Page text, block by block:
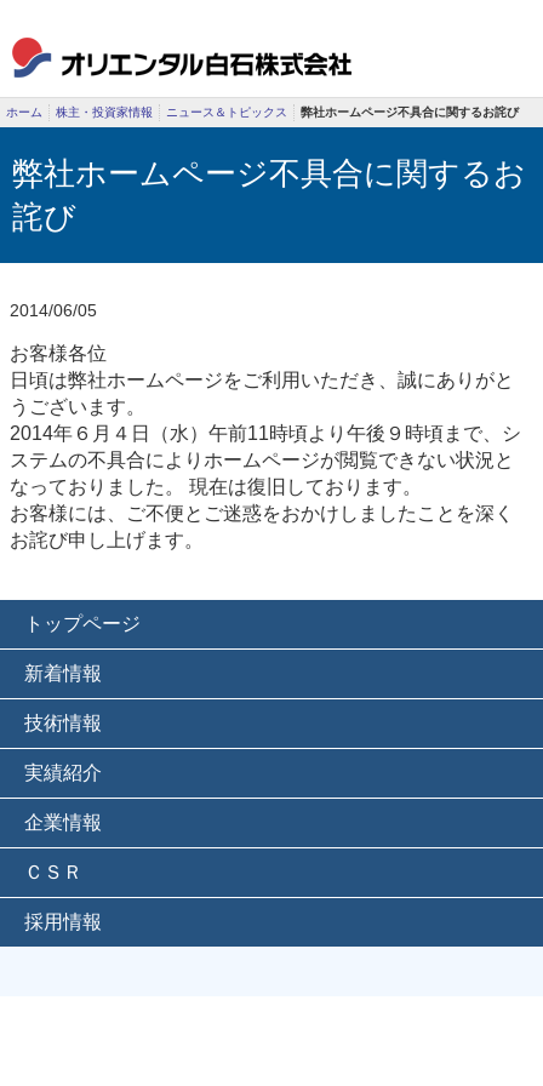
ホーム 株主・投資家情報 ニュース＆トピックス 弊社ホームページ不具合に関するお詫び
弊社ホームページ不具合に関するお
詫び
2014/06/05
お客様各位
日頃は弊社ホームページをご利用いただき、誠にありがと
うございます。
2014年６月４日（水）午前11時頃より午後９時頃まで、シ
ステムの不具合によりホームページが閲覧できない状況と
なっておりました。
現在は復旧しております。
お客様には、ご不便とご迷惑をおかけしましたことを深く
お詫び申し上げます。
トップページ
新着情報
技術情報
実績紹介
企業情報
ＣＳＲ
採用情報